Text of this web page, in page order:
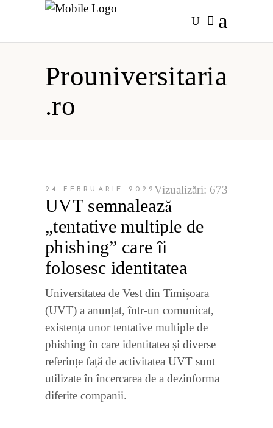
Prouniversitaria
.ro
24 FEBRUARIE 2022
UVT semnalează
„tentative multiple de
phishing” care îi
folosesc identitatea
Vizualizări: 673
Universitatea de Vest din Timișoara
(UVT) a anunțat, într-un comunicat,
existența unor tentative multiple de
phishing în care identitatea și diverse
referințe față de activitatea UVT sunt
utilizate în încercarea de a dezinforma
diferite companii.